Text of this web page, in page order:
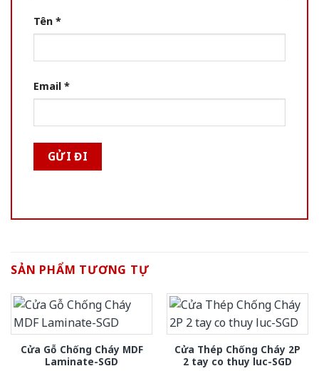
Tên *
Email *
SẢN PHẨM TƯƠNG TỰ
Cửa Gỗ Chống Cháy MDF
Laminate-SGD
Cửa Thép Chống Cháy 2P
2 tay co thuy luc-SGD